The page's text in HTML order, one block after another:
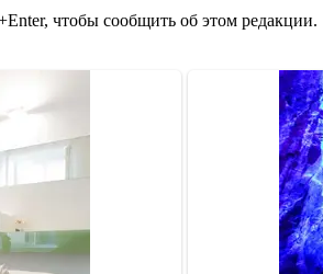
чтобы сообщить об этом редакции.